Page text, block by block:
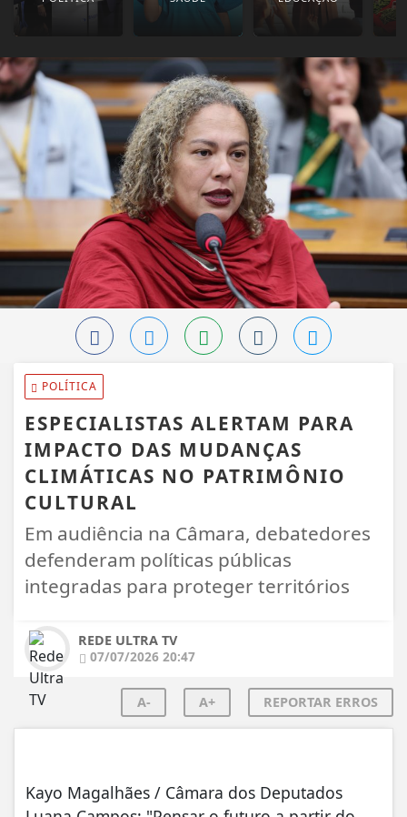
POLÍTICA
ESPECIALISTAS ALERTAM PARA
IMPACTO DAS MUDANÇAS
CLIMÁTICAS NO PATRIMÔNIO
CULTURAL
Em audiência na Câmara, debatedores
defenderam políticas públicas
integradas para proteger territórios
REDE ULTRA TV
07/07/2026 20:47
A- A+ REPORTAR ERROS
Kayo Magalhães / Câmara dos Deputados